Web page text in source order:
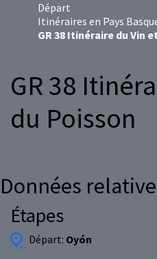
Départ
Itinéraires en Pays
GR 38 Itinéraire du Vin
GR 38
du Poisson
Données
Étapes
Départ: Oyón